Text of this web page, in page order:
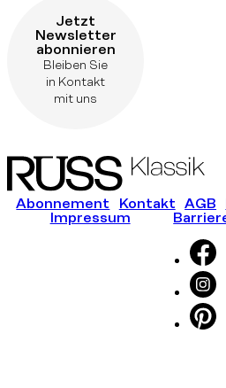
Jetzt
Newsletter
abonnieren
Bleiben Sie
in Kontakt
mit uns
Abonnement Kontakt AGB
Impressum